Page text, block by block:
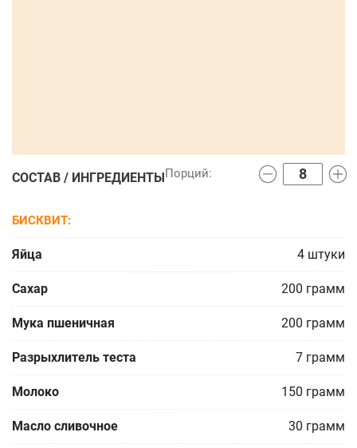
СОСТАВ / ИНГРЕДИЕНТЫ
БИСКВИТ
Яйца 4 штуки
Сахар 200 грамм
Мука пшеничная 200 грамм
Разрыхлитель теста 7 грамм
Молоко 150 грамм
Масло сливочное 30 грамм